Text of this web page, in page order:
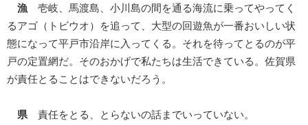
漁 壱岐、馬渡島、小川島の間を通る海流に乗ってやってく
るアゴ（トビウオ）を追って、大型の回遊魚が一番おいしい状
態になって平戸市沿岸に入ってくる。それを待ってとるのが平
戸の定置網だ。そのおかげで私たちは生活できている。佐賀県
が責任とることはできないだろう。
県 責任をとる、とらないの話までいっていない。